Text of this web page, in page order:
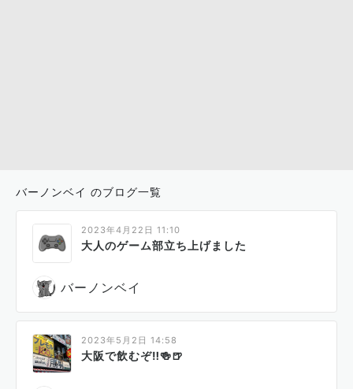
バーノンベイ のブログ一覧
2023年4月22日 11:10
大人のゲーム部立ち上げました
バーノンベイ
2023年5月2日 14:58
大阪で飲むぞ‼️🍻🍺